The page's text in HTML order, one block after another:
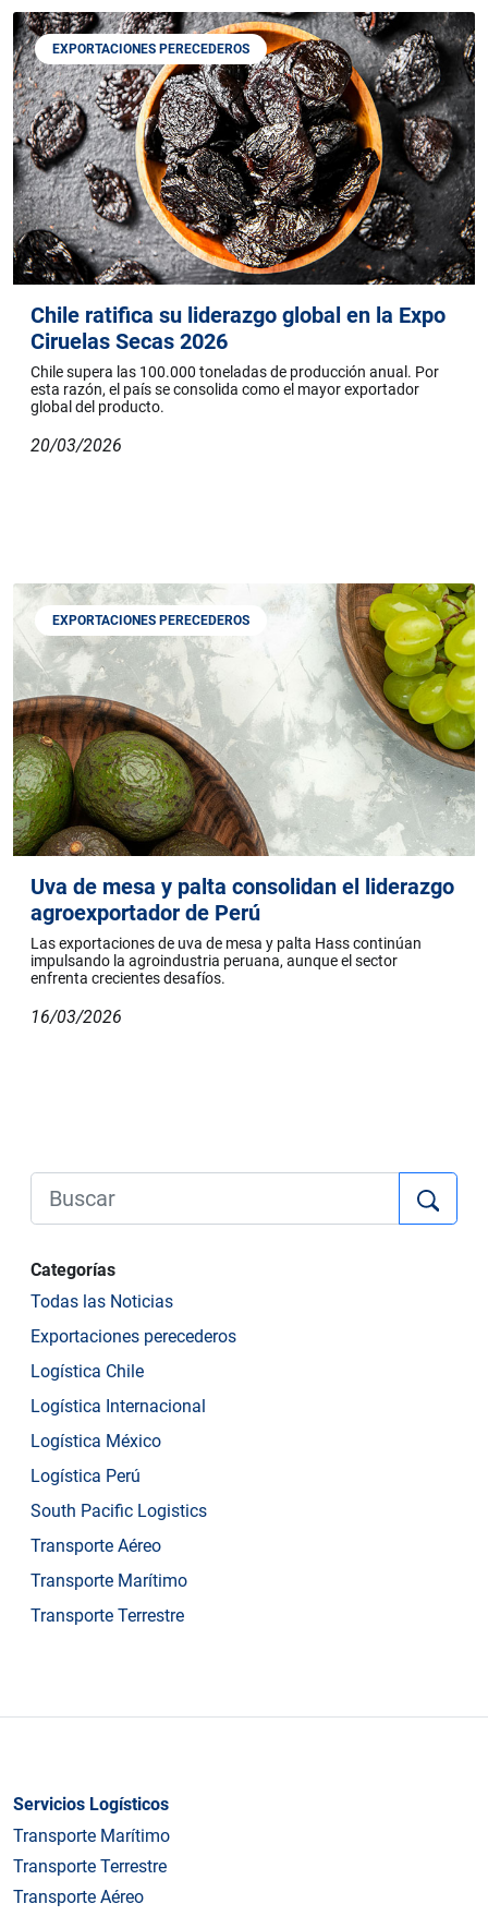
EXPORTACIONES PERECEDEROS
Chile ratifica su liderazgo global en la Expo
Ciruelas Secas 2026
Chile supera las 100.000 toneladas de producción anual. Por
esta razón, el país se consolida como el mayor exportador
global del producto.
20/03/2026
EXPORTACIONES PERECEDEROS
Uva de mesa y palta consolidan el liderazgo
agroexportador de Perú
Las exportaciones de uva de mesa y palta Hass continúan
impulsando la agroindustria peruana, aunque el sector
enfrenta crecientes desafíos.
16/03/2026
Categorías
Todas las Noticias
Exportaciones perecederos
Logística Chile
Logística Internacional
Logística México
Logística Perú
South Pacific Logistics
Transporte Aéreo
Transporte Marítimo
Transporte Terrestre
Servicios Logísticos
Transporte Marítimo
Transporte Terrestre
Transporte Aéreo